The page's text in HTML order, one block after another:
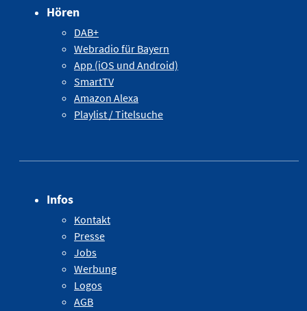
Hören
DAB+
Webradio für Bayern
App (iOS und Android)
SmartTV
Amazon Alexa
Playlist / Titelsuche
Infos
Kontakt
Presse
Jobs
Werbung
Logos
AGB